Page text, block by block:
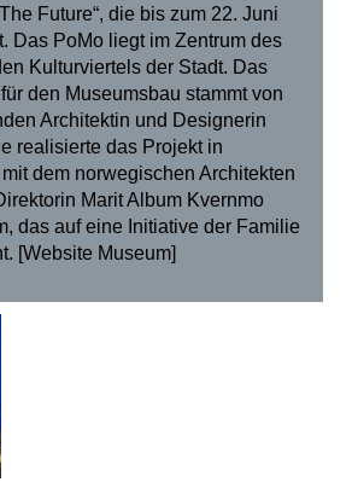
Future“, die bis zum 22. Juni
Das PoMo liegt im Zentrum des
Kulturviertels der Stadt. Das
den Museumsbau stammt von
Architektin und Designerin
realisierte das Projekt in
dem norwegischen Architekten
Marit Album Kvernmo
das auf eine Initiative der Familie
[Website Museum]